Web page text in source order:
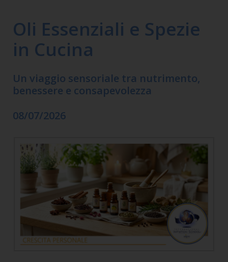
Oli Essenziali e Spezie
in Cucina
Un viaggio sensoriale tra nutrimento,
benessere e consapevolezza
08/07/2026